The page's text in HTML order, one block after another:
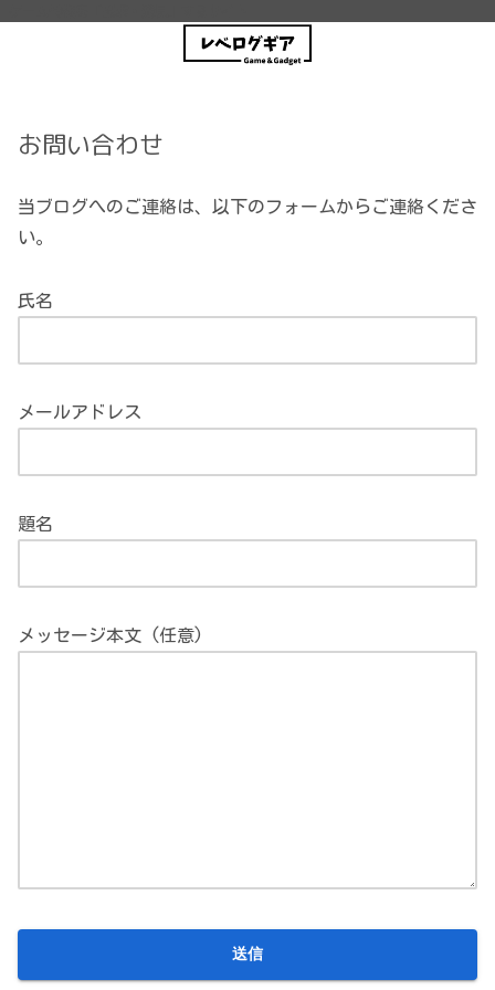
お問い合わせ
当ブログへのご連絡は、以下のフォームからご連絡くださ
い。
氏名
メールアドレス
題名
メッセージ本文 (任意)